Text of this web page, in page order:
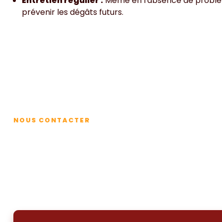
prévenir les dégâts futurs.
Contact
NOUS CONTACTER